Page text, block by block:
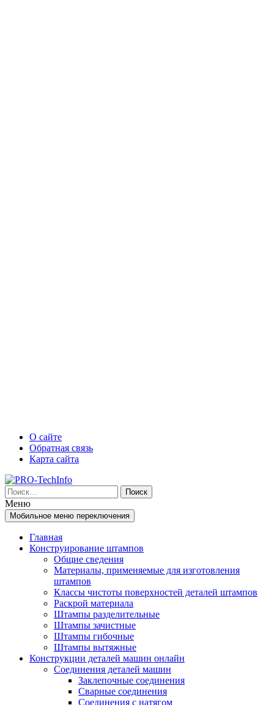
Перейти
содержимому
Перейти
главному
О сайте
Обратная связь
Карта сайта
Найти:
Меню
Мобильное меню переключения
Главная
Конструирование штампов
Общие сведения
Материалы, применяемые для изготовления
штампов
Классы чистоты поверхностей деталей штампов
Раскрой материала
Штампы разделительные
Штампы зачистные
Штампы гибочные
Штампы вытяжные
Конструкции деталей машин онлайн
Соединения деталей машин
Заклепочные соединения
Сварные соединения
Соединения с натягом